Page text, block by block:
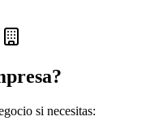
si necesitas: